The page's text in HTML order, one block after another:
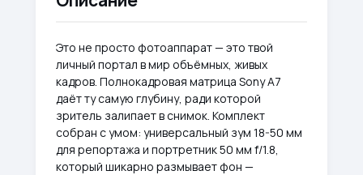
Это не просто фотоаппарат — это твой
личный портал в мир объёмных, живых
кадров. Полнокадровая матрица Sony A7
даёт ту самую глубину, ради которой
зритель залипает в снимок. Комплект
собран с умом: универсальный зум 18-50 мм
для репортажа и портретник 50 мм f/1.8,
который шикарно размывает фон —